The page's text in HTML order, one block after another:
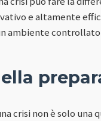
e altamente
ambiente
crisi non è solo